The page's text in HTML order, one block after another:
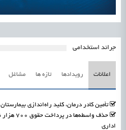
جرائد استخدامی
اعلانات رویدادها تازه ها مشاغل
تأمین کادر درمان، کلید راه‌اندازی بیمارستان ۴۰۰ تختخوابی شهدای اسلامشهر
حذف
اداری